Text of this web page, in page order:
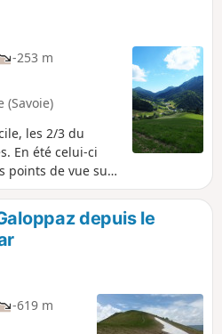
-253 m
(Savoie)
les 2/3 du
En été celui-ci
points de vue sur
les pentes font
du
depuis le
-619 m